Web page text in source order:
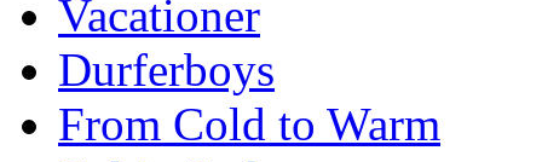
Vacationer
Durferboys
From Cold to Warm